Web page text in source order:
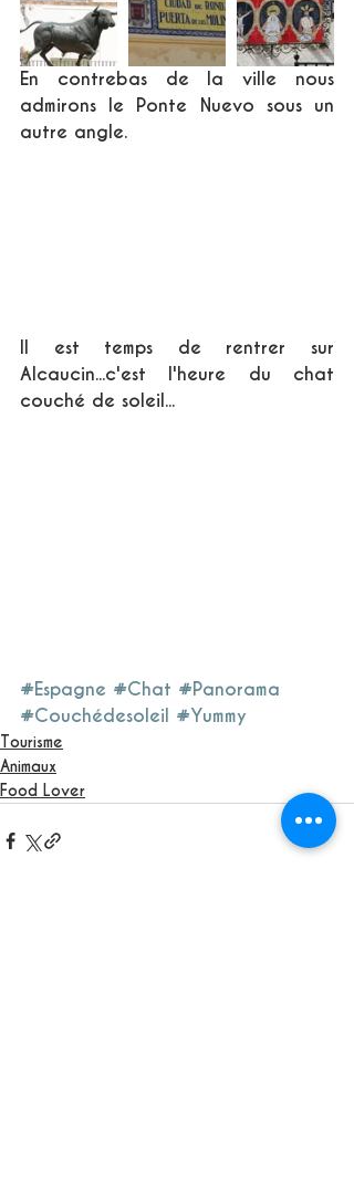
En contrebas de la ville nous
admirons le Ponte Nuevo sous un
autre angle.
Il est temps de rentrer sur
Alcaucin...c'est l'heure du chat
couché de soleil...
#Espagne #Chat #Panorama
#Couchédesoleil #Yummy
Tourisme
Animaux
Food Lover